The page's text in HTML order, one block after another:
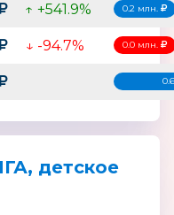
↑ +541.9% 0.2 млн.
↓ -94.7% 0.0 млн.
детское